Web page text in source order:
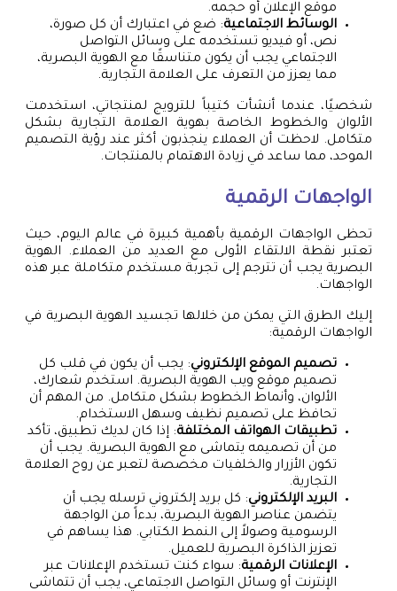
موقع الإعلان أو حجمه.
الوسائط الاجتماعية: ضع في اعتبارك أن كل صورة،
نص، أو فيديو تستخدمه على وسائل التواصل
الاجتماعي يجب أن يكون متناسقًا مع الهوية البصرية،
مما يعزز من التعرف على العلامة التجارية.
شخصيًا، عندما أنشأت كتيباً للترويج لمنتجاتي، استخدمت
الألوان والخطوط الخاصة بهوية العلامة التجارية بشكل
متكامل. لاحظت أن العملاء ينجذبون أكثر عند رؤية التصميم
الموحد، مما ساعد في زيادة الاهتمام بالمنتجات.
الواجهات الرقمية
تحظى الواجهات الرقمية بأهمية كبيرة في عالم اليوم، حيث
تعتبر نقطة الالتقاء الأولى مع العديد من العملاء. الهوية
البصرية يجب أن تترجم إلى تجربة مستخدم متكاملة عبر هذه
الواجهات.
إليك الطرق التي يمكن من خلالها تجسيد الهوية البصرية في
الواجهات الرقمية:
تصميم الموقع الإلكتروني: يجب أن يكون في قلب كل
تصميم موقع ويب الهوية البصرية. استخدم شعارك،
الألوان، وأنماط الخطوط بشكل متكامل. من المهم أن
تحافظ على تصميم نظيف وسهل الاستخدام.
تطبيقات الهواتف المختلفة: إذا كان لديك تطبيق، تأكد
من أن تصميمه يتماشى مع الهوية البصرية. يجب أن
تكون الأزرار والخلفيات مخصصة لتعبر عن روح العلامة
التجارية.
البريد الإلكتروني: كل بريد إلكتروني ترسله يجب أن
يتضمن عناصر الهوية البصرية، بدءاً من الواجهة
الرسومية وصولاً إلى النمط الكتابي. هذا يساهم في
تعزيز الذاكرة البصرية للعميل.
الإعلانات الرقمية: سواء كنت تستخدم الإعلانات عبر
الإنترنت أو وسائل التواصل الاجتماعي، يجب أن تتماشى